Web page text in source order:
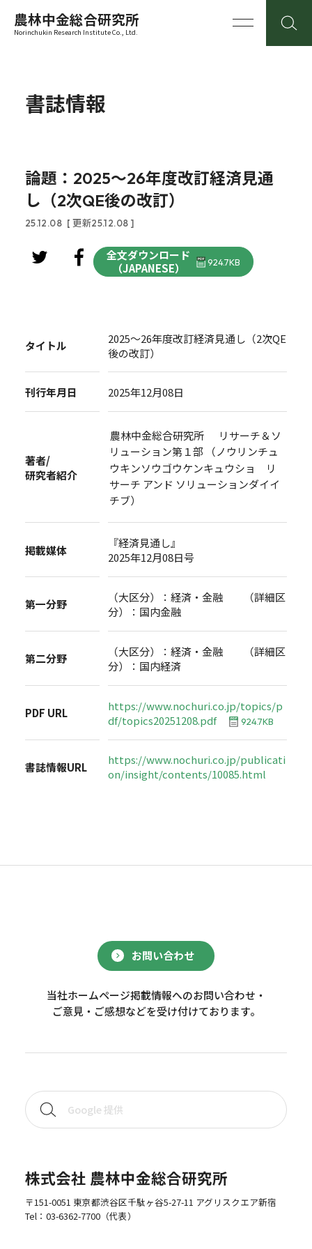
農林中金総合研究所
Norinchukin Research Institute Co., Ltd.
書誌情報
論題：2025～26年度改訂経済見通
し（2次QE後の改訂）
25.12.08 [ 更新25.12.08 ]
全文ダウンロード
（JAPANESE）
924.7KB
タイトル
2025～26年度改訂経済見通し（2次QE
後の改訂）
刊行年月日 2025年12月08日
著者/
研究者紹介
農林中金総合研究所 リサーチ＆ソ
リューション第１部 （ノウリンチュ
ウキンソウゴウケンキュウショ リ
サーチ アンド ソリューションダイイ
チブ）
掲載媒体
『経済見通し』
2025年12月08日号
第一分野
（大区分）：経済・金融 （詳細区
分）：国内金融
第二分野
（大区分）：経済・金融 （詳細区
分）：国内経済
PDF URL
https://www.nochuri.co.jp/topics/p
df/topics20251208.pdf
924.7KB
書誌情報URL
https://www.nochuri.co.jp/publicati
on/insight/contents/10085.html
お問い合わせ
当社ホームページ掲載情報へのお問い合わせ・
ご意見・ご感想などを受け付けております。
株式会社 農林中金総合研究所
〒151-0051 東京都渋谷区千駄ヶ谷5-27-11 アグリスクエア新宿
Tel： 03-6362-7700（代表）